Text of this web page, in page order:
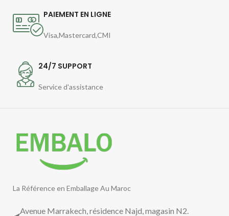
PAIEMENT EN LIGNE
Visa,Mastercard,CMI
24/7 SUPPORT
Service d'assistance
La Référence en Emballage Au Maroc
Avenue Marrakech, résidence Najd, magasin N2.